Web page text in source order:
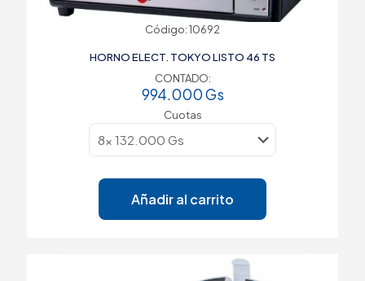
Código: 10692
HORNO ELECT. TOKYO LISTO 46 TS
CONTADO:
994.000Gs
Cuotas
Añadir al carrito